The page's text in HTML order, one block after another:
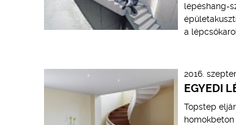
lépéshang-
a
2016.
EGYEDI
Topstep